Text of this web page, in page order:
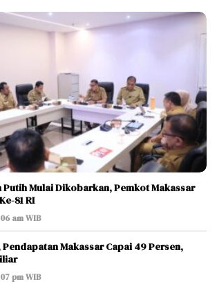
Putih Mulai Dikobarkan, Pemkot Makassar
81 RI
am WIB
Makassar Capai 49 Persen,
pm WIB